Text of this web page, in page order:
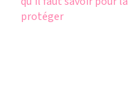
protéger